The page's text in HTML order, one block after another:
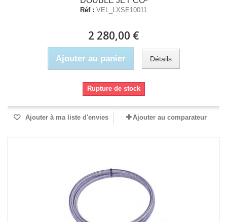
Réf : VEL_LXSE10011
2 280,00 €
Ajouter au panier Détails
Rupture de stock
Ajouter à ma liste d'envies Ajouter au comparateur